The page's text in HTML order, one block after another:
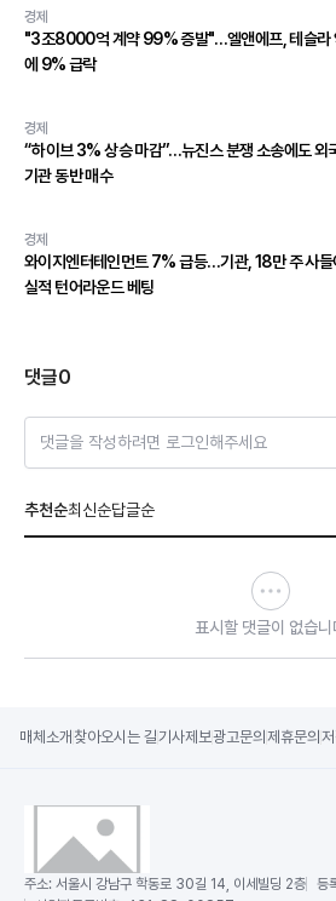
경제
"3조8000억 계약 99% 증발"…엘앤에프, 테슬라
에 9% 급락
경제
“하이브 3% 상승 마감”…뉴진스 분쟁 소송에도 외
기관 동반 매수
경제
와이지엔터테인먼트 7% 급등…기관, 18만 주 사들
실적 턴어라운드 베팅
댓글0
댓글을 작성하려면 로그인해주세요
추천순최신순답글순
표시할 댓글이 없습니
매체소개 찾아오시는 길기사제보광고문의 제휴문의
주소: 서울시 강남구 학동로 30길 14, 이세빌딩 2층 등